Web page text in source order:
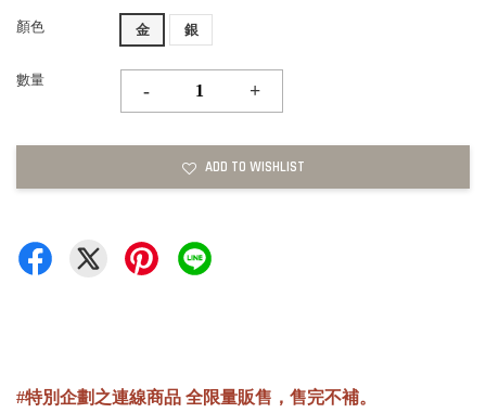
顏色 金 銀
數量
- +
ADD TO WISHLIST
#特別企劃之連線商品 全限量販售，售完不補。